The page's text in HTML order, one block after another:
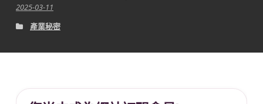
2025-03-11
產業秘密